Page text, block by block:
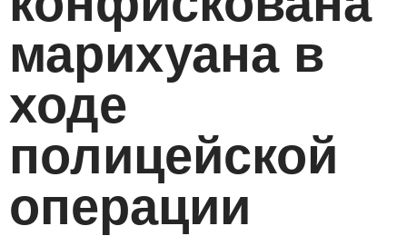
марихуана в
ходе
полицейской
операции